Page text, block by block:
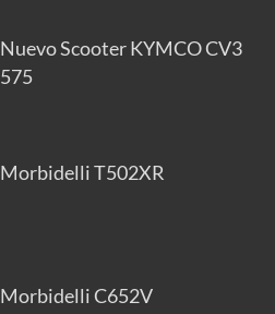
Nuevo Scooter KYMCO CV3
575
Morbidelli T502XR
Morbidelli C652V